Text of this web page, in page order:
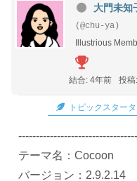
大門未知
(@chu-ya)
Illustrious
結合: 4年前 投
トピックスター
テーマ名：Cocoon
バージョン：2.9.2.14